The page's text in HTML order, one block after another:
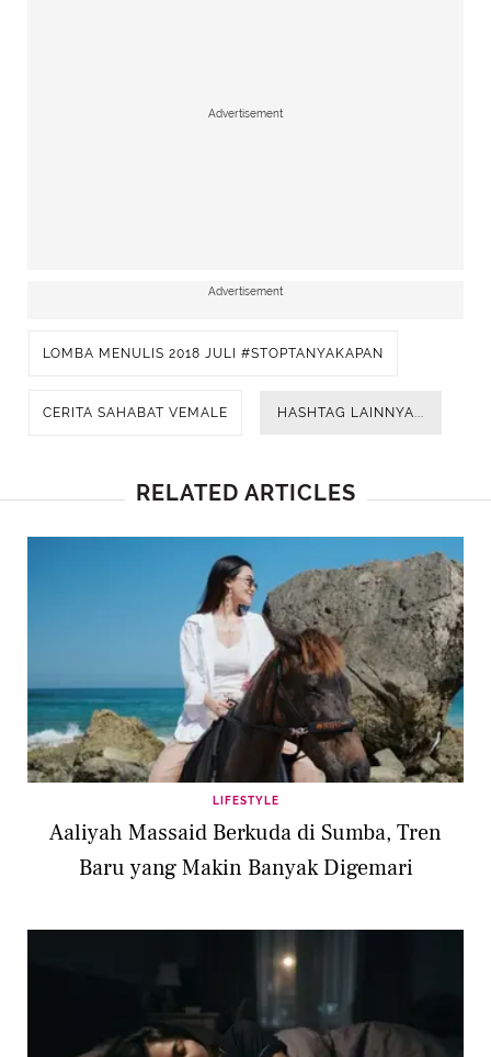
Advertisement
Advertisement
LOMBA MENULIS 2018 JULI #STOPTANYAKAPAN
CERITA SAHABAT VEMALE HASHTAG LAINNYA...
RELATED ARTICLES
LIFESTYLE
Aaliyah Massaid Berkuda di Sumba, Tren
Baru yang Makin Banyak Digemari